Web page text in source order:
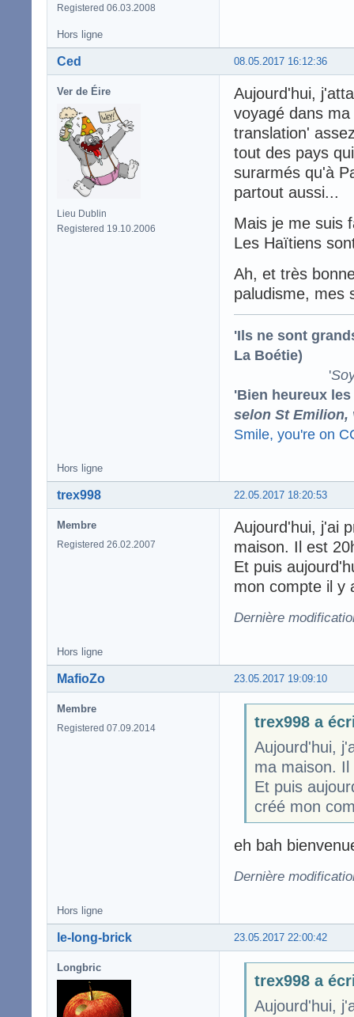
Registered 06.03.2008
Hors ligne
08.05.2017 16:12:36
Ced
Ver de Éire
Lieu Dublin
Registered 19.10.2006
Aujourd'hui,
voyagé dans
translation'
tout des pays
surarmés qu'à
partout aussi...
Mais je me suis
Les Haïtiens
Ah, et très
paludisme, mes
'Ils ne sont
La Boétie)
'
'Bien heureux
selon St Emilion,
Smile, you're on
Hors ligne
22.05.2017 18:20:53
trex998
Membre
Registered 26.02.2007
Aujourd'hui, j'ai
maison. Il est
Et puis
mon compte il y
Dernière
Hors ligne
23.05.2017 19:09:10
MafioZo
Membre
Registered 07.09.2014
trex998 a
Aujourd'hui,
ma maison.
Et puis
créé mon
eh bah
Dernière
Hors ligne
23.05.2017 22:00:42
le-long-brick
Longbric
trex998 a
Aujourd'hui,